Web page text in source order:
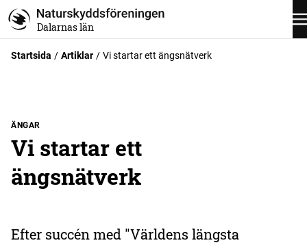
Dalarnas län
Startsida Artiklar Vi startar ett ängsnätverk
ÄNGAR
Vi startar ett
ängsnätverk
Efter succén med "Världens längsta